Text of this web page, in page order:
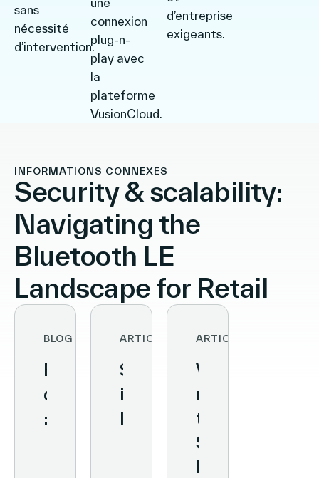
sans
nécessité
d’intervention.
connexion
plug-n-
play avec
la
plateforme
VusionCloud.
d’entreprise
exigeants.
INFORMATIONS CONNEXES
Security & scalability:
Navigating the
Bluetooth LE
Landscape for Retail
BLOG
Étiquettes
digitales
:
ARTICLE
SES-
imagotag
launches
VusionOX,
ARTICLE
VusionGroup
reinvents
the
Shelf-
Edge